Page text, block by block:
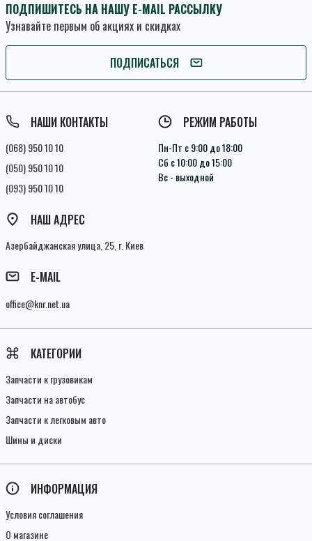
ПОДПИШИТЕСЬ НА НАШУ E-MAIL РАССЫЛКУ
Узнавайте первым об акциях и скидках
ПОДПИСАТЬСЯ
ПОДПИСАТЬСЯ
Условия соглашения
НАШИ КОНТАКТЫ
(068) 950 10 10
(050) 950 10 10
(093) 950 10 10
РЕЖИМ РАБОТЫ
Пн-Пт с 9:00 до 18:00
Сб с 10:00 до 15:00
Вс - выходной
НАШ АДРЕС
Азербайджанская улица, 25, г. Киев
E-MAIL
office@knr.net.ua
КАТЕГОРИИ
Запчасти к грузовикам
Запчасти на автобус
Запчасти к легковым авто
Шины и диски
ИНФОРМАЦИЯ
Условия соглашения
О магазине